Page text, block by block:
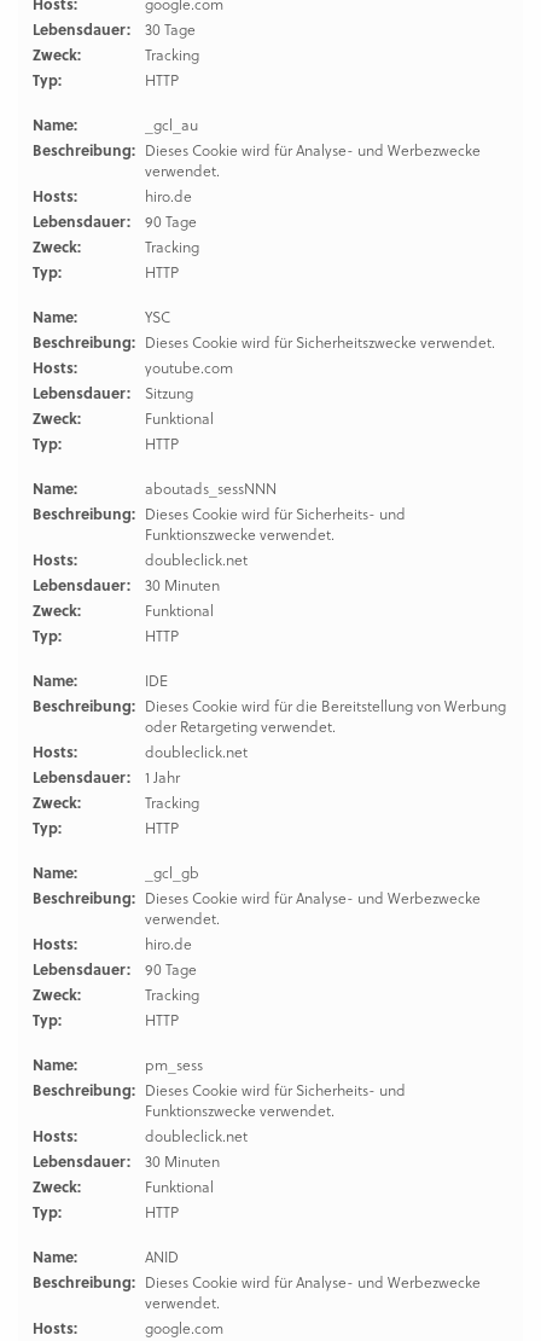
Lebensdauer:
30 Tage
Zweck:
Tracking
Typ:
HTTP
Name:
_gcl_au
Beschreibung: Dieses Cookie wird für Analyse- und Werbezwecke
verwendet.
Hosts:
hiro.de
Lebensdauer:
90 Tage
Zweck:
Tracking
Typ:
HTTP
Name:
YSC
Beschreibung: Dieses Cookie wird für Sicherheitszwecke verwendet.
Hosts:
youtube.com
Lebensdauer:
Sitzung
Zweck:
Funktional
Typ:
HTTP
Name:
aboutads_sessNNN
Beschreibung: Dieses Cookie wird für Sicherheits- und
Funktionszwecke verwendet.
Hosts:
doubleclick.net
Lebensdauer:
30 Minuten
Zweck:
Funktional
Typ:
HTTP
Name:
IDE
Beschreibung: Dieses Cookie wird für die Bereitstellung von Werbung
oder Retargeting verwendet.
Hosts:
doubleclick.net
Lebensdauer:
1 Jahr
Zweck:
Tracking
Typ:
HTTP
Name:
_gcl_gb
Beschreibung: Dieses Cookie wird für Analyse- und Werbezwecke
verwendet.
Hosts:
hiro.de
Lebensdauer:
90 Tage
Zweck:
Tracking
Typ:
HTTP
Name:
pm_sess
Beschreibung: Dieses Cookie wird für Sicherheits- und
Funktionszwecke verwendet.
Hosts:
doubleclick.net
Lebensdauer:
30 Minuten
Zweck:
Funktional
Typ:
HTTP
Name:
ANID
Beschreibung: Dieses Cookie wird für Analyse- und Werbezwecke
verwendet.
Hosts:
google.com